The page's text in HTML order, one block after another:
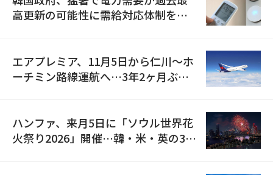
高更新の可能性に需給対応体制を点
エアプレミア、11月5日から仁川〜ホ
ーチミン路線運航へ…3年2ヶ月ぶり
ハンファ、来月5日に「ソウル世界花
火祭り2026」開催…韓・米・英の3カ